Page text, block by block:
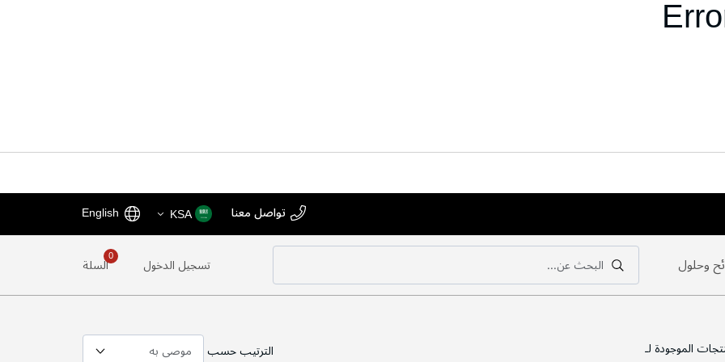
تواصل معنا اختر
المتجر
KSA اللغة English
السلة تسجيل الدخول
بحث
البحث عن...
بحث وحلول
الموجودة لـ الترتيب حسب